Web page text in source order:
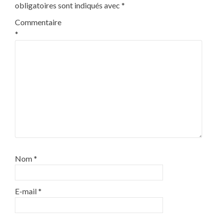
obligatoires sont indiqués avec *
Commentaire
*
Nom*
E-mail*